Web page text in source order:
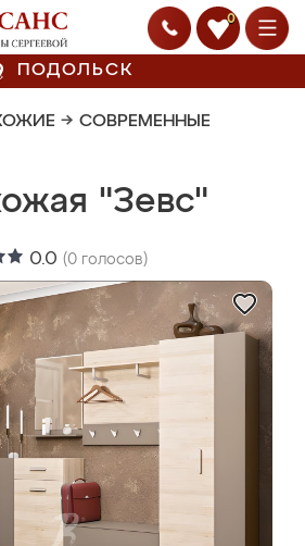
0
ПОДОЛЬСК
→ СОВРЕМЕННЫЕ
"Зевс"
0.0 (0 голосов)